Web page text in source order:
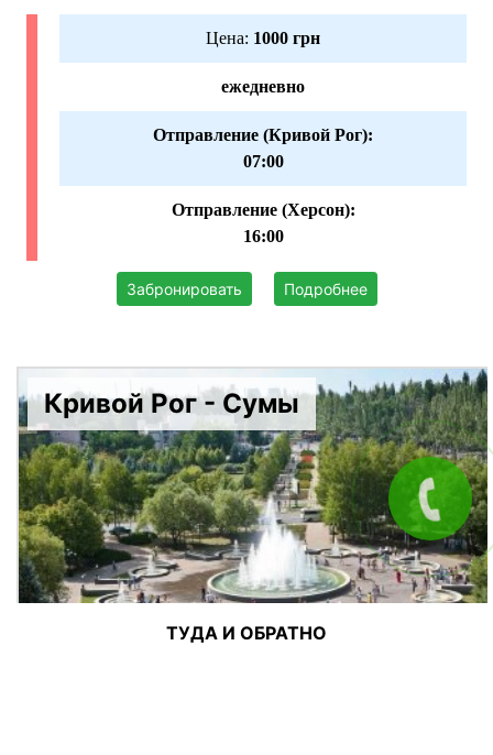
Цена: 1000 грн
ежедневно
Отправление (Кривой Рог):
07:00
Отправление (Херсон):
16:00
Забронировать Подробнее
Кривой Рог - Сумы
ТУДА И ОБРАТНО